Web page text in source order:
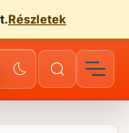
Részletek